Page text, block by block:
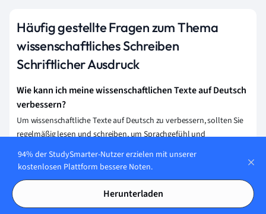
Häufig gestellte Fragen zum Thema
wissenschaftliches Schreiben
Schriftlicher Ausdruck
Wie kann ich meine wissenschaftlichen Texte auf Deutsch
verbessern?
Um wissenschaftliche Texte auf Deutsch zu verbessern, sollten Sie
regelmäßig lesen und schreiben, um Sprachgefühl und
Fachvokabular zu stärken. Nutzen Sie Feedback von
Muttersprachlern oder Lehrern und überarbeiten Sie Ihre Texte
Stilhandbücher für wissenschaftliches Schreiben.
94% der StudySmarter-Nutzer erzielen mit unserer
kostenlosen Plattform bessere Noten.
Herunterladen